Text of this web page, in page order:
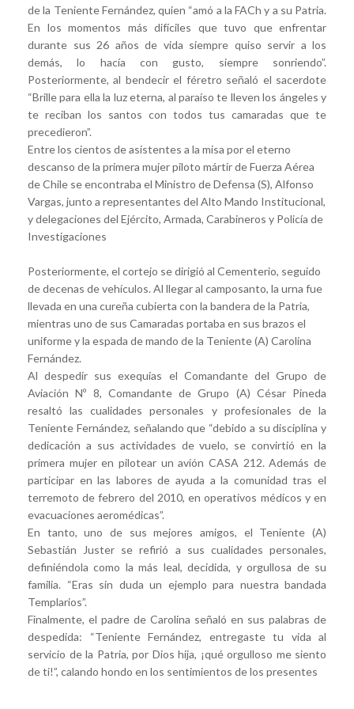
de la Teniente Fernández, quien “amó a la FACh y a su Patria.
En los momentos más difíciles que tuvo que enfrentar
durante sus 26 años de vida siempre quiso servir a los
demás, lo hacía con gusto, siempre sonriendo”.
Posteriormente, al bendecir el féretro señaló el sacerdote
“Brille para ella la luz eterna, al paraíso te lleven los ángeles y
te reciban los santos con todos tus camaradas que te
precedieron”.
Entre los cientos de asistentes a la misa por el eterno
descanso de la primera mujer piloto mártir de Fuerza Aérea
de Chile se encontraba el Ministro de Defensa (S), Alfonso
Vargas, junto a representantes del Alto Mando Institucional,
y delegaciones del Ejército, Armada, Carabineros y Policía de
Investigaciones
Posteriormente, el cortejo se dirigió al Cementerio, seguido
de decenas de vehículos. Al llegar al camposanto, la urna fue
llevada en una cureña cubierta con la bandera de la Patria,
mientras uno de sus Camaradas portaba en sus brazos el
uniforme y la espada de mando de la Teniente (A) Carolina
Fernández.
Al despedir sus exequias el Comandante del Grupo de
Aviación Nº 8, Comandante de Grupo (A) César Pineda
resaltó las cualidades personales y profesionales de la
Teniente Fernández, señalando que “debido a su disciplina y
dedicación a sus actividades de vuelo, se convirtió en la
primera mujer en pilotear un avión CASA 212. Además de
participar en las labores de ayuda a la comunidad tras el
terremoto de febrero del 2010, en operativos médicos y en
evacuaciones aeromédicas”.
En tanto, uno de sus mejores amigos, el Teniente (A)
Sebastián Juster se refirió a sus cualidades personales,
definiéndola como la más leal, decidida, y orgullosa de su
familia. “Eras sin duda un ejemplo para nuestra bandada
Templarios”.
Finalmente, el padre de Carolina señaló en sus palabras de
despedida: “Teniente Fernández, entregaste tu vida al
servicio de la Patria, por Dios hija, ¡qué orgulloso me siento
de ti!”, calando hondo en los sentimientos de los presentes